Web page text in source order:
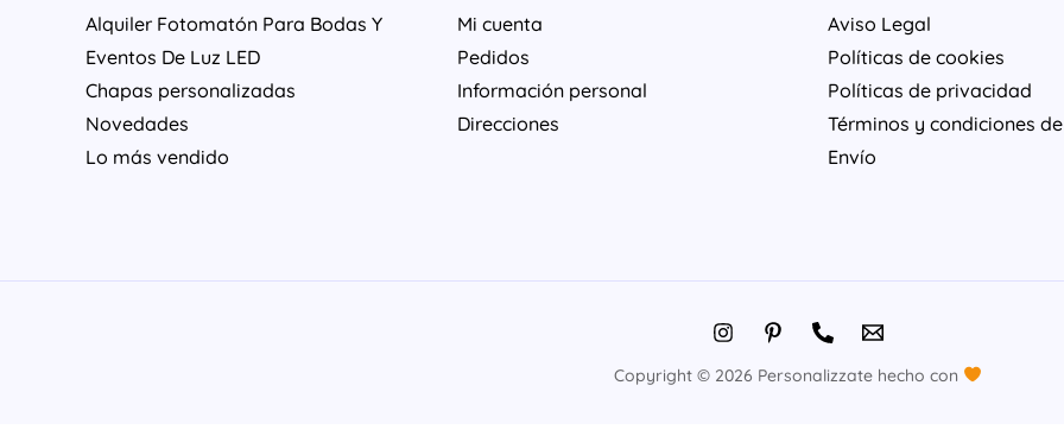
Alquiler Fotomatón Para Bodas Y
Eventos De Luz LED
Chapas personalizadas
Novedades
Lo más vendido
Mi cuenta
Pedidos
Información personal
Direcciones
Aviso Legal
Políticas de cookies
Políticas de privacidad
Términos y condiciones
Envío
Copyright © 2026 Personalizzate hecho con